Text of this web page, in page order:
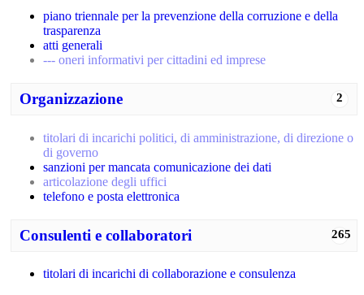
piano triennale per la prevenzione della corruzione e della
trasparenza
atti generali
--- oneri informativi per cittadini ed imprese
2
Organizzazione
titolari di incarichi politici, di amministrazione, di direzione o
di governo
sanzioni per mancata comunicazione dei dati
articolazione degli uffici
telefono e posta elettronica
265
Consulenti e collaboratori
titolari di incarichi di collaborazione e consulenza